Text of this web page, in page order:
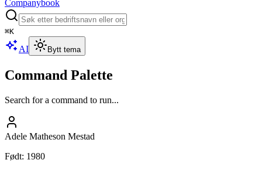
Companybook
⌘K
AI Bytt tema
Command Palette
Search for a command to run...
Adele Matheson Mestad
Født: 1980